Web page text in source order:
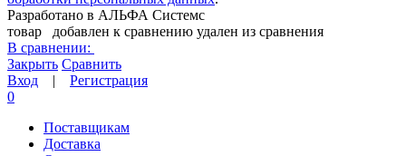
Разработано в АЛЬФА Системс
товар
добавлен к сравнению удален из сравнения
В сравнении:
Закрыть Сравнить
Вход | Регистрация
0
Поставщикам
Доставка